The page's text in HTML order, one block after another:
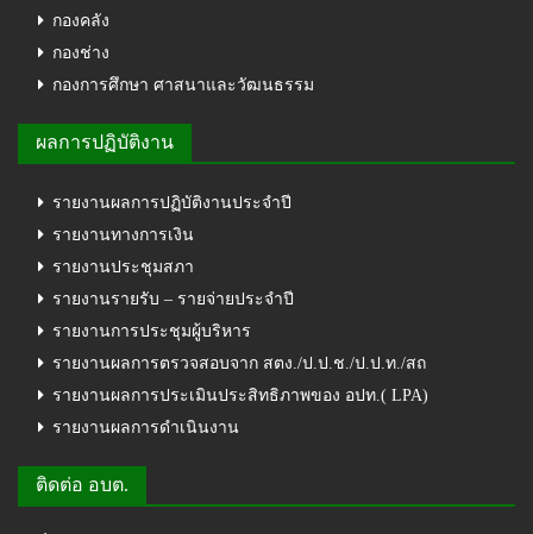
กองคลัง
กองช่าง
กองการศึกษา ศาสนาและวัฒนธรรม
ผลการปฏิบัติงาน
รายงานผลการปฏิบัติงานประจำปี
รายงานทางการเงิน
รายงานประชุมสภา
รายงานรายรับ – รายจ่ายประจำปี
รายงานการประชุมผู้บริหาร
รายงานผลการตรวจสอบจาก สตง./ป.ป.ช./ป.ป.ท./สถ
รายงานผลการประเมินประสิทธิภาพของ อปท.( LPA)
รายงานผลการดำเนินงาน
ติดต่อ อบต.